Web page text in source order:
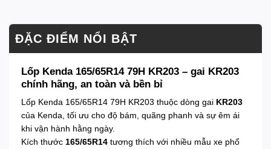
ĐẶC ĐIỂM NỔI BẬT
Lốp Kenda 165/65R14 79H KR203 – gai KR203
chính hãng, an toàn và bền bỉ
Lốp Kenda 165/65R14 79H KR203 thuộc dòng gai KR203
của Kenda, tối ưu cho độ bám, quãng phanh và sự êm ái
khi vận hành hằng ngày.
Kích thước 165/65R14 tương thích với nhiều mẫu xe phổ